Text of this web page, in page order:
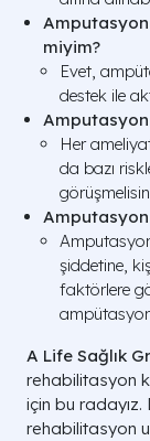
miyim?
Evet,
destek ile
Her
da bazı
Amputasyon
şiddetine,
faktörlere
A Life Sağlık
rehabilitasyon
için bu radayız.
rehabilitasyon